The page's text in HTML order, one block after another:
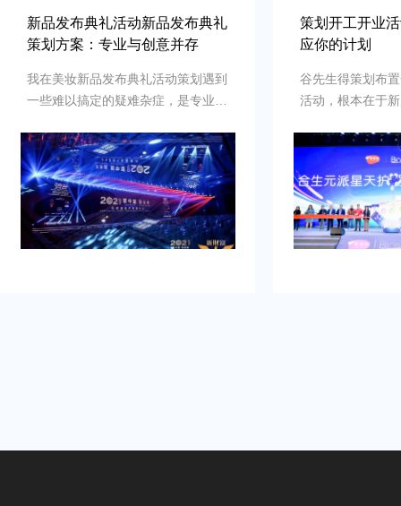
策划开工开业活动案例：快速响
应你的计划
谷先生得策划布置一场商场开工开业
活动，根本在于新店、新公司、新品
并营造良好的品牌形象。再者得做
到：增加曝光度，吸引目标消费群
体，提高知名度，通过活动推动初期
销售。可是鉴于不具备充足的渠道和
资源进行大规模的市场推广。需要专
业的策划和执行来吸引目标人群，创
线上直播营销
色点亮每个细节
夏总监在决计时
上直播策划公司
畅、观众参与符
有担心策划公司
经验不足，影响
需得慎重决计。